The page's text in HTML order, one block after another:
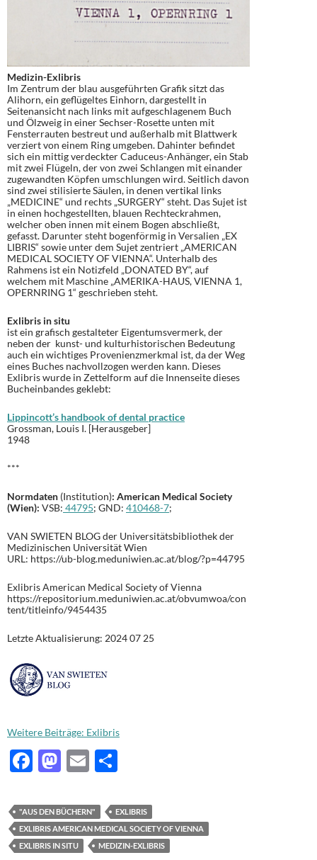
Medizin-Exlibris
Im Zentrum der blau ausgeführten Grafik sitzt das
Alihorn, ein geflügeltes Einhorn, dargestellt in
Seitenansicht nach links mit aufgeschlagenem Buch
und Ölzweig in einer Sechser-Rosette unten mit
Fensterrauten bestreut und außerhalb mit Blattwerk
verziert von einem Ring umgeben. Dahinter befindet
sich ein mittig verdeckter Caduceus-Anhänger, ein Stab
mit zwei Flügeln, der von zwei Schlangen mit einander
zugewandten Köpfen umschlungen wird. Seitlich davon
sind zwei stilisierte Säulen, in denen vertikal links
„MEDICINE“ und rechts „SURGERY“ steht. Das Sujet ist
in einen hochgestellten, blauen Rechteckrahmen,
welcher oben innen mit einem Bogen abschließt,
gefasst. Darunter steht bogenförmig in Versalien „EX
LIBRIS“ sowie unter dem Sujet zentriert „AMERICAN
MEDICAL SOCIETY OF VIENNA“. Unterhalb des
Rahmens ist ein Notizfeld „DONATED BY“, auf
welchem mit Maschine „AMERIKA-HAUS, VIENNA 1,
OPERNRING 1“ geschrieben steht.
Exlibris in situ
ist ein grafisch gestalteter Eigentumsvermerk, der
neben der kunst- und kulturhistorischen Bedeutung
auch ein wichtiges Provenienzmerkmal ist, da der Weg
eines Buches nachvollzogen werden kann. Dieses
Exlibris wurde in Zettelform auf die Innenseite dieses
Bucheinbandes geklebt:
Lippincott’s handbook of dental practice
Grossman, Louis I. [Herausgeber]
1948
***
Normdaten (Institution): American Medical Society
(Wien): VSB: 44795; GND: 410468-7;
VAN SWIETEN BLOG der Universitätsbibliothek der
Medizinischen Universität Wien
URL: https://ub-blog.meduniwien.ac.at/blog/?p=44795
Exlibris American Medical Society of Vienna
https://repositorium.meduniwien.ac.at/obvumwoa/con
tent/titleinfo/9454435
Letzte Aktualisierung: 2024 07 25
Weitere Beiträge: Exlibris
F
e
b
o
M
to
d
o
E
ail le
n
"AUS DEN BÜCHERN"
EXLIBRIS
EXLIBRIS AMERICAN MEDICAL SOCIETY OF VIENNA
EXLIBRIS IN SITU
MEDIZIN-EXLIBRIS